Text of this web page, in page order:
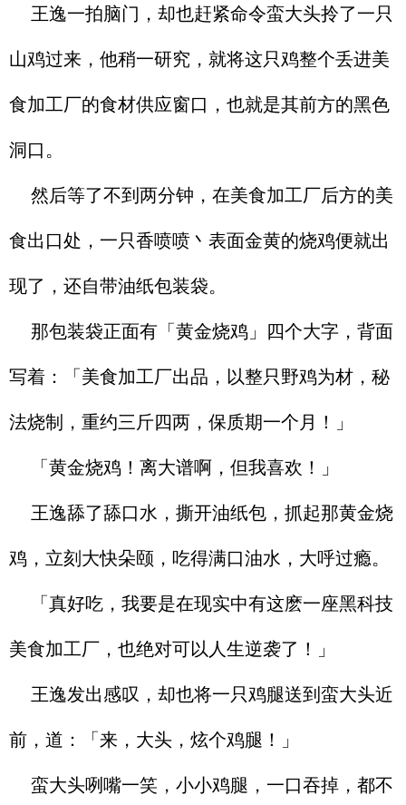
王逸一拍脑门，却也赶紧命令蛮大头拎了一只
山鸡过来，他稍一研究，就将这只鸡整个丢进美
食加工厂的食材供应窗口，也就是其前方的黑色
洞口。
然后等了不到两分钟，在美食加工厂后方的美
食出口处，一只香喷喷丶表面金黄的烧鸡便就出
现了，还自带油纸包装袋。
那包装袋正面有「黄金烧鸡」四个大字，背面
写着：「美食加工厂出品，以整只野鸡为材，秘
法烧制，重约三斤四两，保质期一个月！」
「黄金烧鸡！离大谱啊，但我喜欢！」
王逸舔了舔口水，撕开油纸包，抓起那黄金烧
鸡，立刻大快朵颐，吃得满口油水，大呼过瘾。
「真好吃，我要是在现实中有这麽一座黑科技
美食加工厂，也绝对可以人生逆袭了！」
王逸发出感叹，却也将一只鸡腿送到蛮大头近
前，道：「来，大头，炫个鸡腿！」
蛮大头咧嘴一笑，小小鸡腿，一口吞掉，都不